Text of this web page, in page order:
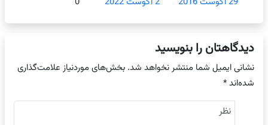
دیدگاهتان را بنویسید
نشانی ایمیل شما منتشر نخواهد شد.بخش‌های موردنیاز علامت‌گذاری
شده‌اند*